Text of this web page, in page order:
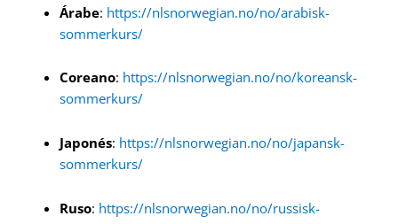
Árabe: https://nlsnorwegian.no/no/arabisk-
sommerkurs/
Coreano: https://nlsnorwegian.no/no/koreansk-
sommerkurs/
Japonés: https://nlsnorwegian.no/no/japansk-
sommerkurs/
Ruso: https://nlsnorwegian.no/no/russisk-